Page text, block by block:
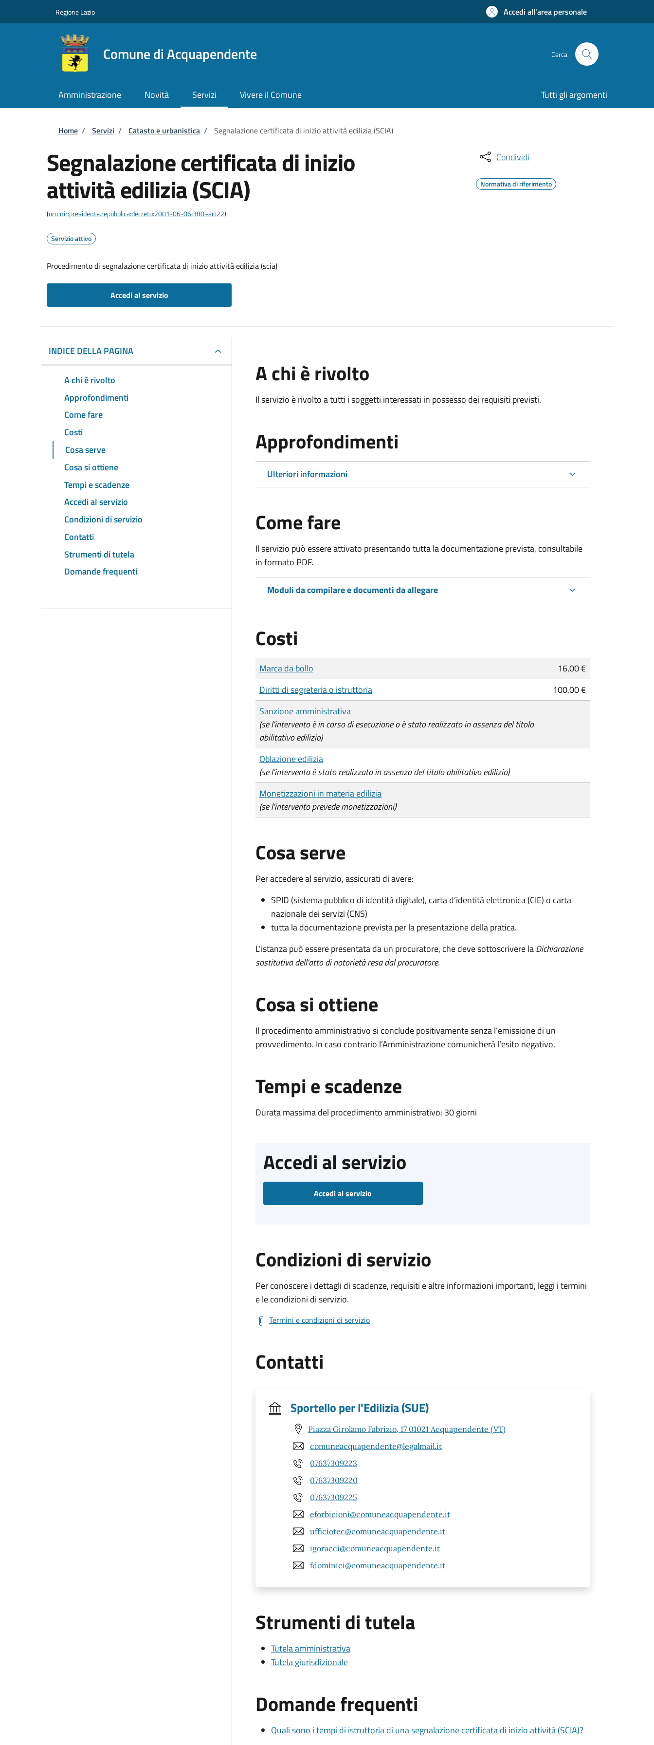
Regione Lazio Accedi all'area personale
Comune di Acquapendente Cerca
Amministrazione Novità Servizi Vivere il Comune Tutti gli argomenti
Briciole di pane
Home / Servizi / Catasto e urbanistica / Segnalazione certificata di inizio attività edilizia (SCIA)
Segnalazione certificata di inizio
attività edilizia (SCIA)
(urn:nir:presidente.repubblica:decreto:2001-06-06;380~art22)
Servizio attivo
Procedimento di segnalazione certificata di inizio attività edilizia (scia)
Accedi al servizio
Condividi
Normativa di riferimento
INDICE DELLA PAGINA
A chi è rivolto
Approfondimenti
Come fare
Costi
Cosa serve
Cosa si ottiene
Tempi e scadenze
Accedi al servizio
Condizioni di servizio
Contatti
Strumenti di tutela
Domande frequenti
A chi è rivolto
Il servizio è rivolto a tutti i soggetti interessati in possesso dei requisiti previsti.
Approfondimenti
Ulteriori informazioni
Come fare
Il servizio può essere attivato presentando tutta la documentazione prevista, consultabile
in formato PDF.
Moduli da compilare e documenti da allegare
Costi
Tipo di pagamento
Importo
Marca da bollo
16,00 €
Diritti di segreteria o istruttoria
100,00 €
Sanzione amministrativa
(se l'intervento è in corso di esecuzione o è stato realizzato in assenza del titolo
abilitativo edilizio)
Oblazione edilizia
(se l'intervento è stato realizzato in assenza del titolo abilitativo edilizio)
Monetizzazioni in materia edilizia
(se l'intervento prevede monetizzazioni)
Cosa serve
Per accedere al servizio, assicurati di avere:
SPID (sistema pubblico di identità digitale), carta d’identità elettronica (CIE) o carta
nazionale dei servizi (CNS)
tutta la documentazione prevista per la presentazione della pratica.
L'istanza può essere presentata da un procuratore, che deve sottoscrivere laDichiarazione
sostitutiva dell'atto di notorietà resa dal procuratore.
Cosa si ottiene
Il procedimento amministrativo si conclude positivamente senza l’emissione di un
provvedimento. In caso contrario l’Amministrazione comunicherà l’esito negativo.
Tempi e scadenze
Durata massima del procedimento amministrativo: 30 giorni
Accedi al servizio
Accedi al servizio
Condizioni di servizio
Per conoscere i dettagli di scadenze, requisiti e altre informazioni importanti, leggi i termini
e le condizioni di servizio.
Termini e condizioni di servizio
Contatti
Sportello per l'Edilizia (SUE)
Piazza Girolamo Fabrizio, 17 01021 Acquapendente (VT)
comuneacquapendente@legalmail.it
07637309223
07637309220
07637309225
eforbicioni@comuneacquapendente.it
ufficiotec@comuneacquapendente.it
igoracci@comuneacquapendente.it
fdominici@comuneacquapendente.it
Strumenti di tutela
Tutela amministrativa
Tutela giurisdizionale
Domande frequenti
Quali sono i tempi di istruttoria di una segnalazione certificata di inizio attività (SCIA)?